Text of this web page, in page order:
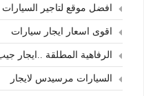
افضل موقع لتاجير السيارات
اقوى اسعار ايجار سيارات
الرفاهية المطلقة ..ايجار
السيارات مرسيدس لايجار